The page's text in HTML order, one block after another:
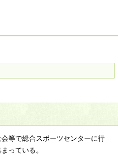
等で総合スポーツセンターに行
っている。